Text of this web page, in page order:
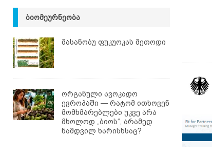
ᲑᲘᲝᲛᲔᲣᲠᲜᲔᲝᲑᲐ
მასანობუ ფუკუოკას მეთოდი
ორგანული ავოკადო
ევროპაში — რატომ ითხოვენ
მომხმარებლები უკვე არა
მხოლოდ „ბიოს“, არამედ
ნამდვილ ხარისხსაც?